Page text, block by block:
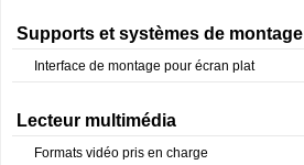
Supports et systèmes de montage
Interface de montage pour écran plat
Lecteur multimédia
Formats vidéo pris en charge